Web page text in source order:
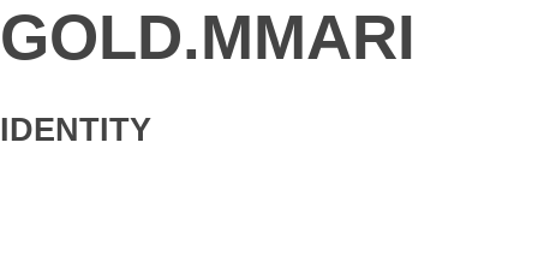
GOLD.MMARI
IDENTITY